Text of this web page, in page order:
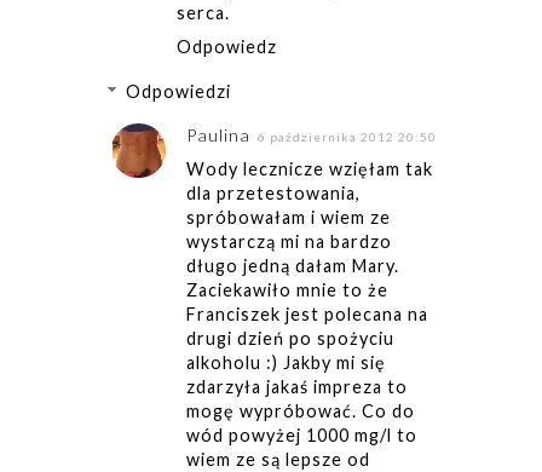
serca.
Odpowiedz
Odpowiedzi
Paulina 6 października 2012 20:50
Wody lecznicze wzięłam tak
dla przetestowania,
spróbowałam i wiem ze
wystarczą mi na bardzo
długo jedną dałam Mary.
Zaciekawiło mnie to że
Franciszek jest polecana na
drugi dzień po spożyciu
alkoholu :) Jakby mi się
zdarzyła jakaś impreza to
mogę wypróbować. Co do
wód powyżej 1000 mg/l to
wiem ze są lepsze od